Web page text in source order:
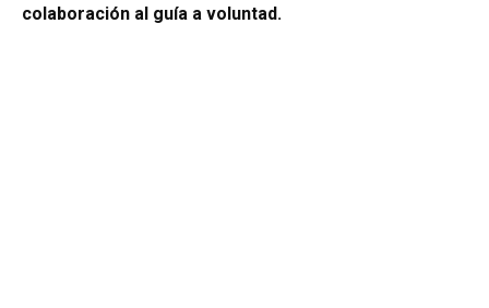
colaboración al guía a voluntad.